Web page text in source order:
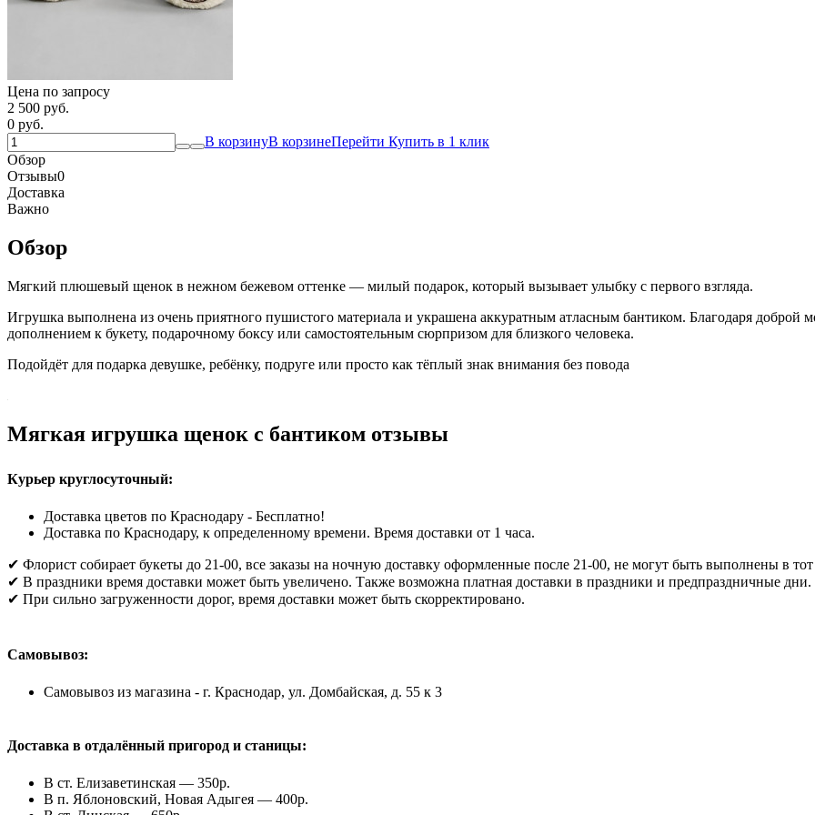
Цена по запросу
2 500 руб.
0 руб.
В корзинуВ корзинеПерейти Купить в 1 клик
Обзор
Отзывы0
Доставка
Важно
Обзор
Мягкий плюшевый щенок в нежном бежевом оттенке — милый подарок, который вызывает улыбку с первого взгляда.
Игрушка выполнена из очень приятного пушистого материала и украшена аккуратным атласным бантиком. Благодаря доброй
дополнением к букету, подарочному боксу или самостоятельным сюрпризом для близкого человека.
Подойдёт для подарка девушке, ребёнку, подруге или просто как тёплый знак внимания без повода
Мягкая игрушка щенок с бантиком отзывы
Курьер круглосуточный:
Доставка цветов по Краснодару - Бесплатно!
Доставка по Краснодару, к определенному времени. Время доставки от 1 часа.
✔ Флорист собирает букеты до 21-00, все заказы на ночную доставку оформленные после 21-00, не могут быть выполнены в
✔ В праздники время доставки может быть увеличено. Также возможна платная доставки в праздники и предпраздничные дни.
✔ При сильно загруженности дорог, время доставки может быть скорректировано.
Самовывоз:
Самовывоз из магазина - г. Краснодар, ул. Домбайская, д. 55 к 3
Доставка в отдалённый пригород и станицы:
В ст. Елизаветинская — 350р.
В п. Яблоновский, Новая Адыгея — 400р.